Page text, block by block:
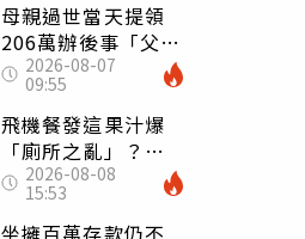
母親過世當天提領
206萬辦後事「父子
遭判刑」 律師：
搶錢先下手是罪
2026-08-07
09:55
飛機餐發這果汁爆
「廁所之亂」？乘
客崩潰：差點丟大
臉 醫揭3類人別亂
喝
2026-08-08
15:53
坐擁百萬存款仍不